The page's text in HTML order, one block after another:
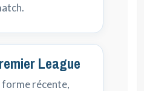
League
forme récente,